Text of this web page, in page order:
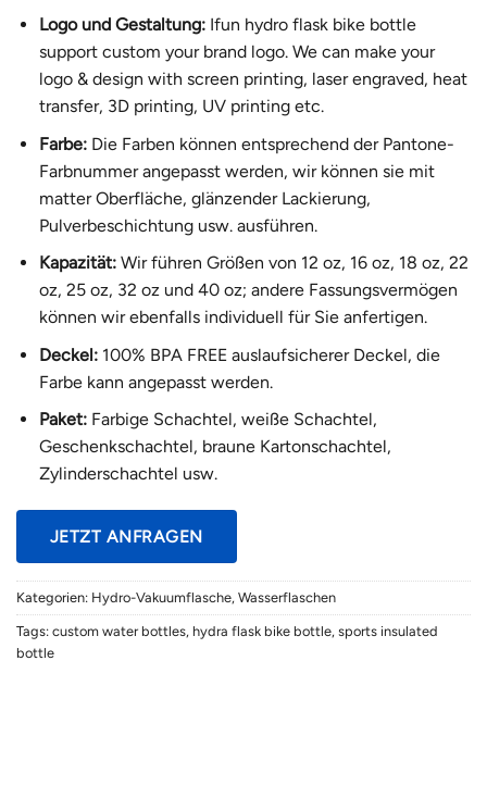
Logo und Gestaltung:Ifun hydro flask bike bottle
support custom your brand logo. We can make your
logo & design with screen printing, laser engraved, heat
transfer, 3D printing, UV printing etc.
Farbe:Die Farben können entsprechend der Pantone-
Farbnummer angepasst werden, wir können sie mit
matter Oberfläche, glänzender Lackierung,
Pulverbeschichtung usw. ausführen.
Kapazität:Wir führen Größen von 12 oz, 16 oz, 18 oz, 22
oz, 25 oz, 32 oz und 40 oz; andere Fassungsvermögen
können wir ebenfalls individuell für Sie anfertigen.
Deckel: 100% BPA FREE auslaufsicherer Deckel, die
Farbe kann angepasst werden.
Paket: Farbige Schachtel, weiße Schachtel,
Geschenkschachtel, braune Kartonschachtel,
Zylinderschachtel usw.
JETZT ANFRAGEN
Kategorien: Hydro-Vakuumflasche, Wasserflaschen
Tags: custom water bottles, hydra flask bike bottle, sports insulated
bottle